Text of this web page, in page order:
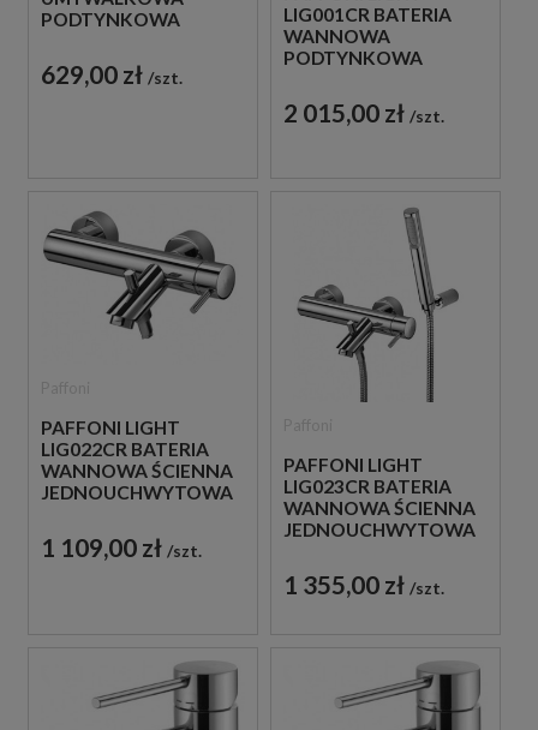
PODTYNKOWA
CHROM
629,00 zł szt.
LIG001CR BATERIA
WANNOWA
PODTYNKOWA
CHROM
2 015,00 zł szt.
PAFFONI LIGHT
LIG022CR BATERIA
WANNOWA ŚCIENNA
JEDNOUCHWYTOWA
1 109,00 zł szt.
PAFFONI LIGHT
LIG023CR BATERIA
WANNOWA ŚCIENNA
JEDNOUCHWYTOWA
1 355,00 zł szt.